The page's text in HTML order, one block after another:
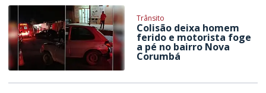
Trânsito
Colisão deixa homem
ferido e motorista foge
a pé no bairro Nova
Corumbá